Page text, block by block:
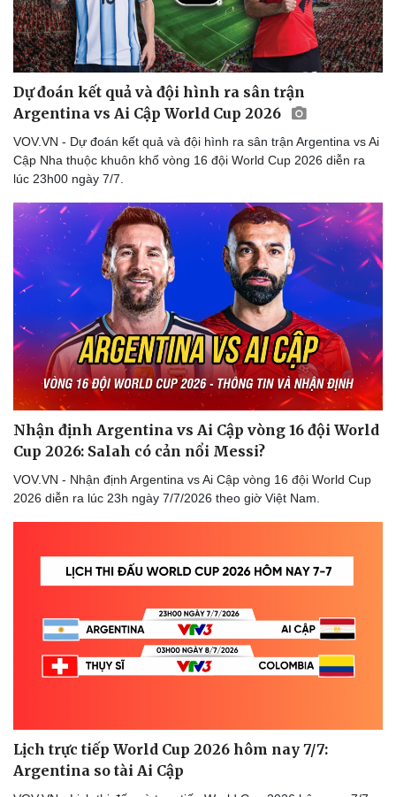
Dự đoán kết quả và đội hình ra sân trận
Argentina vs Ai Cập World Cup 2026
VOV.VN - Dự đoán kết quả và đội hình ra sân trận Argentina vs Ai
Cập Nha thuộc khuôn khổ vòng 16 đội World Cup 2026 diễn ra
lúc 23h00 ngày 7/7.
Nhận định Argentina vs Ai Cập vòng 16 đội World
Cup 2026: Salah có cản nổi Messi?
VOV.VN - Nhận định Argentina vs Ai Cập vòng 16 đội World Cup
2026 diễn ra lúc 23h ngày 7/7/2026 theo giờ Việt Nam.
Lịch trực tiếp World Cup 2026 hôm nay 7/7:
Argentina so tài Ai Cập